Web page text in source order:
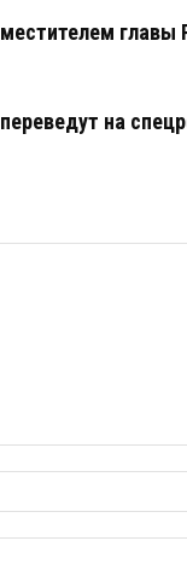
на